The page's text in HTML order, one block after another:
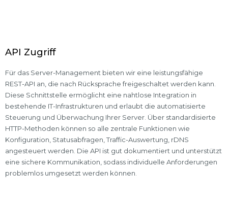
API Zugriff
Für das Server-Management bieten wir eine leistungsfähige
REST-API an, die nach Rücksprache freigeschaltet werden kann.
Diese Schnittstelle ermöglicht eine nahtlose Integration in
bestehende IT-Infrastrukturen und erlaubt die automatisierte
Steuerung und Überwachung Ihrer Server. Über standardisierte
HTTP-Methoden können so alle zentrale Funktionen wie
Konfiguration, Statusabfragen, Traffic-Auswertung, rDNS
angesteuert werden. Die API ist gut dokumentiert und unterstützt
eine sichere Kommunikation, sodass individuelle Anforderungen
problemlos umgesetzt werden können.